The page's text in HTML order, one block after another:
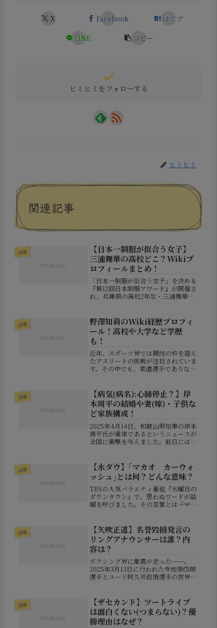
X Facebook
はてブ
LINE
コピー
ヒミヒミをフォローする
ヒミヒミ
関連記事
話題
【日本一制服が似合う女子】
三浦舞華の高校どこ？Wikiプ
ロフィールまとめ！
「日本一制服が似合う女子」を決める
『第12回日本制服アワード』が開催さ
れ、兵庫県の高校2年生・三浦舞華
ルとしても活躍しており、その注目度
が急上昇しています。本記事では、三
浦...
話題
野澤知莉のWiki経歴プロフィ
ール！高校や大学など学歴
も！
近年、スポーツ界では競技の枠を超え
たアスリートの挑戦が注目されていま
す。その中でも、柔道選手でありなが
（のざわ ちさと） さんです。彼女は
柔道で鍛え上げた肉体を活かし、新た
な...
話題
【病気(病名):心肺停止？】岸
本周平の結婚や妻(嫁)・子供な
ど家族構成！
2025年4月14日、和歌山県知事の岸本
周平氏が重体であるというニュースが
全国に衝撃を与えました。前日には元
じています。今回は、岸本氏の病状の
詳細や突然の体調悪化の原因、そ...
話題
【水ダウ】｢マカオ カーウォ
ッシュ｣とは何？どんな意味？
TBSの人気バラエティ番組『水曜日の
ダウンタウン』で、思わぬワードが話
題を呼びました。その言葉とは――「マカ
が、SNS上で一斉に検索され、視聴者
たちの間でちょっとした騒...
話題
【矢吹正道】名誉毀損発言の
リングアナウンサーは誰？内
容は？
ボクシング界に激震が走った──。
2025年3月13日に行われた寺地拳四朗
選手とユーリ阿久井政悟選手の世界フ
容ではなく、リングアナウンサーの一
言。これにより、元世界王者の矢吹...
話題
【ザセカンド】ツートライブ
は面白くない(つまらない)？優
勝理由はなぜ？